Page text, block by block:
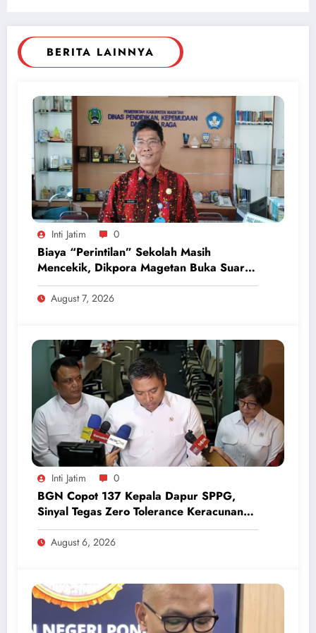
BERITA LAINNYA
Inti Jatim 0
Biaya “Perintilan” Sekolah Masih
Mencekik, Dikpora Magetan Buka Suara
Soal Polemik Seragam dan Modul
August 7, 2026
Inti Jatim 0
BGN Copot 137 Kepala Dapur SPPG,
Sinyal Tegas Zero Tolerance Keracunan
Makanan dan Korupsi
August 6, 2026